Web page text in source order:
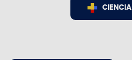
CIENCIA